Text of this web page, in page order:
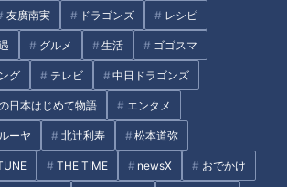
友廣南実 ドラゴンズ レシピ
グルメ 生活 ゴゴスマ
グ テレビ 中日ドラゴンズ
日本はじめて物語 エンタメ
ーヤ 北辻利寿 松本道弥
THE TIME newsX おでかけ
売しているほとんどの野菜が、その日に仕
みなと店」では、新鮮な野菜を求め、連日
します。
魚も安い。本マグロ（151ｇ）945円。国
344ｇ）1479円。北海道産のズワイガニ
ったサンマが538円、1尾約100円です！